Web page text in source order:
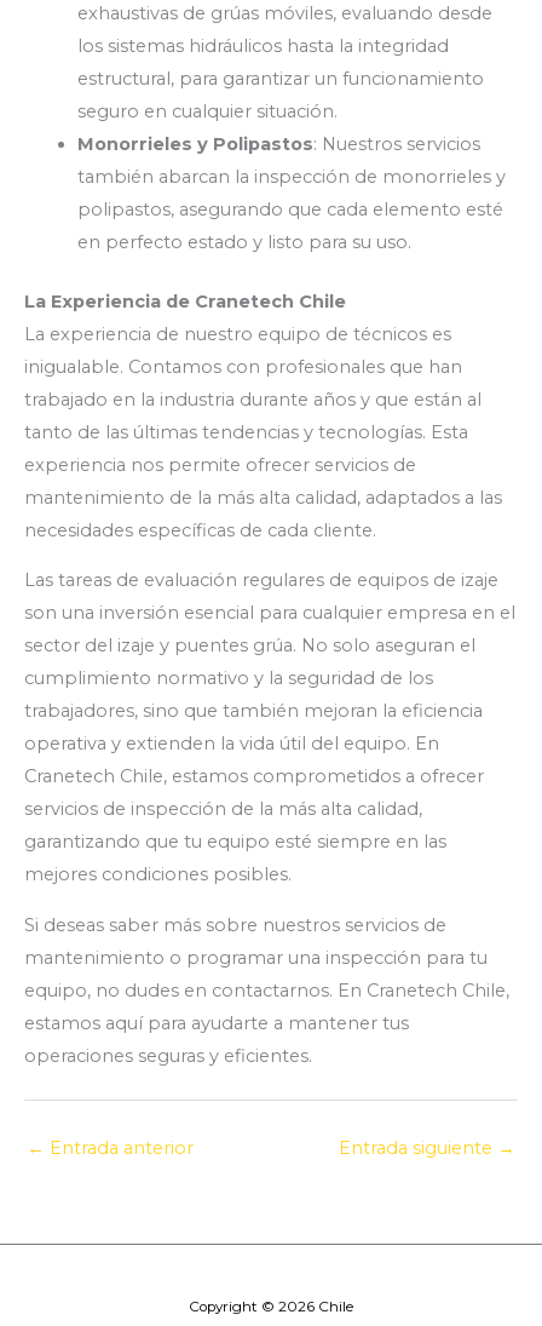
exhaustivas de grúas móviles, evaluando desde
los sistemas hidráulicos hasta la integridad
estructural, para garantizar un funcionamiento
seguro en cualquier situación.
Monorrieles y Polipastos: Nuestros servicios
también abarcan la inspección de monorrieles y
polipastos, asegurando que cada elemento esté
en perfecto estado y listo para su uso.
La Experiencia de Cranetech Chile
La experiencia de nuestro equipo de técnicos es
inigualable. Contamos con profesionales que han
trabajado en la industria durante años y que están al
tanto de las últimas tendencias y tecnologías. Esta
experiencia nos permite ofrecer servicios de
mantenimiento de la más alta calidad, adaptados a las
necesidades específicas de cada cliente.
Las tareas de evaluación regulares de equipos de izaje
son una inversión esencial para cualquier empresa en el
sector del izaje y puentes grúa. No solo aseguran el
cumplimiento normativo y la seguridad de los
trabajadores, sino que también mejoran la eficiencia
operativa y extienden la vida útil del equipo. En
Cranetech Chile, estamos comprometidos a ofrecer
servicios de inspección de la más alta calidad,
garantizando que tu equipo esté siempre en las
mejores condiciones posibles.
Si deseas saber más sobre nuestros servicios de
mantenimiento o programar una inspección para tu
equipo, no dudes en contactarnos. En Cranetech Chile,
estamos aquí para ayudarte a mantener tus
operaciones seguras y eficientes.
← Entrada anterior Entrada siguiente →
Copyright © 2026 Chile